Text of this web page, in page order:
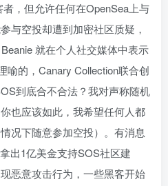
，但允许任何在OpenSea上与
与空投却遭到加密社区质疑，
就在个人社交媒体中表示
喻的，Canary Collection联合创
到底合不合法？我对声称随机
也应该如此，我希望任何人都
况下随意参加空投）。有消息
出1亿美金支持SOS社区建
恶意攻击行为，一些黑客开始